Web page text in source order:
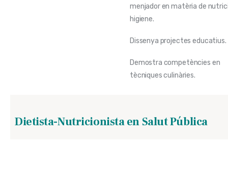
menjador en matèria de
higiene.
Dissenya projectes educatius.
Demostra competències en
tècniques culinàries.
Dietista-Nutricionista en Salut Pública